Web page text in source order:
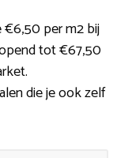
€6,50 per m2 bij
tot €67,50
die je ook zelf